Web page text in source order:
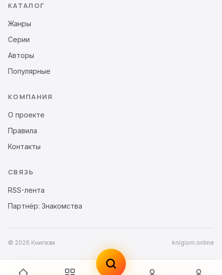
КАТАЛОГ
Жанры
Серии
Авторы
Популярные
КОМПАНИЯ
О проекте
Правила
Контакты
СВЯЗЬ
RSS-лента
Партнёр: Знакомства
© 2026 Книгизм knigism.online